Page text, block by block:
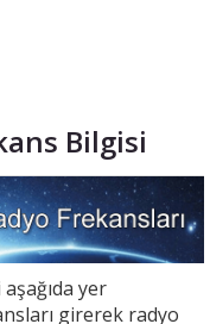
Bilgisi
yer
girerek radyo